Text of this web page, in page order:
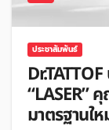
ประชาสัมพันธ์
“LASER”
มาตรฐานใ